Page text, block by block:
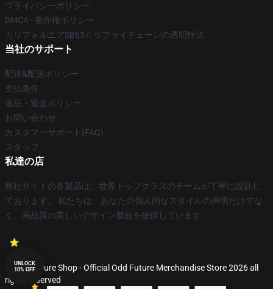
プライバシーポリシー
DMCA - 著作権ポリシー
カリフォルニアSB657: サプライチェーンの透明性法
当社のサポート
配送&配送ポリシー
支払条件
返品・返金ポリシー
お問い合わせ
カスタマーサポート(FAQ)
スタッフ
私達の店
弊社サイトの各製品は、世界トップクラスのチームが丁寧に設計し
ております。 私たちは、あなたの個人的なスタイルの声明だけでな
く、高品質の美しいデザイン製品を提供しています。
© Odd Future Shop - Official Odd Future Merchandise Store 2026 all
rights reserved
UNLOCK
10% OFF